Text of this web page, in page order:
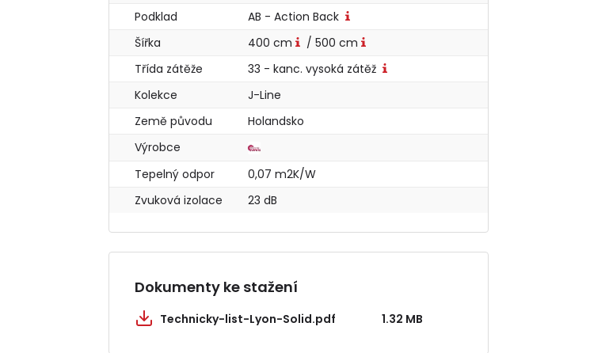
Podklad
AB - Action Back
Šířka
400 cm
/ 500 cm
Třída zátěže
33 - kanc. vysoká zátěž
Kolekce
J-Line
Země původu
Holandsko
Výrobce
Tepelný odpor
0,07 m2K/W
Zvuková izolace
23 dB
Dokumenty ke stažení
Technicky-list-Lyon-Solid.pdf 1.32 MB